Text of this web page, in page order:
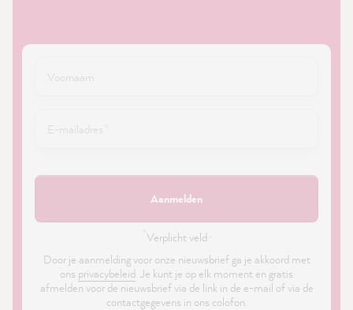
Aanmelden
Verplicht veld ·
Door je aanmelding voor onze nieuwsbrief ga je akkoord met
ons privacybeleid. Je kunt je op elk moment en gratis
afmelden voor de nieuwsbrief via de link in de e-mail of via de
contactgegevens in ons colofon.